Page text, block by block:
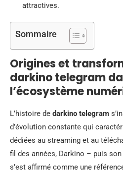
attractives.
Sommaire
Origines et
darkino telegram
l’écosystème
L’histoire de darkino telegram
d’évolution constante qui
dédiées au streaming et au
fil des années, Darkino – puis
s’est affirmé comme une